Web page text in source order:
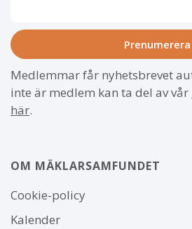
Medlemmar får nyhetsbrevet
inte är medlem kan ta del av vår
här.
OM MÄKLARSAMFUNDET
Om
webbplatsen
Cookie-policy
Kalender